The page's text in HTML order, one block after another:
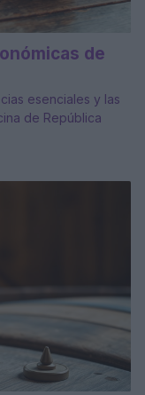
de
esenciales y las
de República